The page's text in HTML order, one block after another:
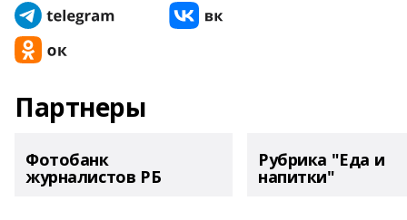
Партнеры
Фотобанк
журналистов РБ
Рубрика "Еда и
напитки"